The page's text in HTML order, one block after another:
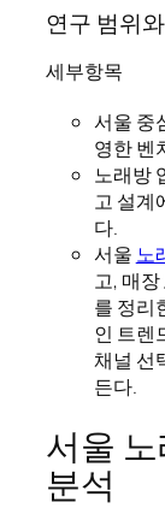
연구 범위
세부항목
서울 중
영한 벤
노래방
고 설계
다.
서울 노
고, 매
를 정리
인 트렌
채널 선
든다.
서울
분석